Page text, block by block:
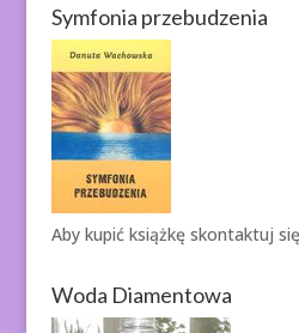
Symfonia przebudzenia
Aby kupić książkę skontaktuj
Woda Diamentowa